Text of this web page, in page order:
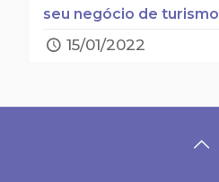
seu negócio de turismo
15/01/2022